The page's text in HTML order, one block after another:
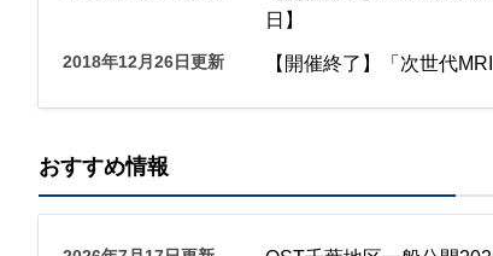
日】
2018年12月26日更新 【開催終了】「次世代
おすすめ情報